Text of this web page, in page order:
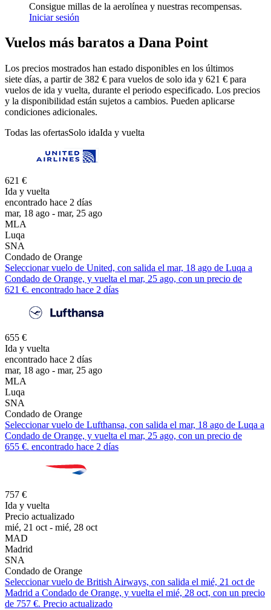
Consigue millas de la aerolínea y nuestras recompensas.
Iniciar sesión
Vuelos más baratos a Dana Point
Los precios mostrados han estado disponibles en los últimos
siete días, a partir de 382 € para vuelos de solo ida y 621 € para
vuelos de ida y vuelta, durante el periodo especificado. Los precios
y la disponibilidad están sujetos a cambios. Pueden aplicarse
condiciones adicionales.
Todas las ofertasSolo idaIda y vuelta
621 €
Ida y vuelta
encontrado hace 2 días
mar, 18 ago - mar, 25 ago
MLA
Luqa
SNA
Condado de Orange
Seleccionar vuelo de United, con salida el mar, 18 ago de Luqa a
Condado de Orange, y vuelta el mar, 25 ago, con un precio de
621 €. encontrado hace 2 días
655 €
Ida y vuelta
encontrado hace 2 días
mar, 18 ago - mar, 25 ago
MLA
Luqa
SNA
Condado de Orange
Seleccionar vuelo de Lufthansa, con salida el mar, 18 ago de Luqa a
Condado de Orange, y vuelta el mar, 25 ago, con un precio de
655 €. encontrado hace 2 días
757 €
Ida y vuelta
Precio actualizado
mié, 21 oct - mié, 28 oct
MAD
Madrid
SNA
Condado de Orange
Seleccionar vuelo de British Airways, con salida el mié, 21 oct de
Madrid a Condado de Orange, y vuelta el mié, 28 oct, con un precio
de 757 €. Precio actualizado